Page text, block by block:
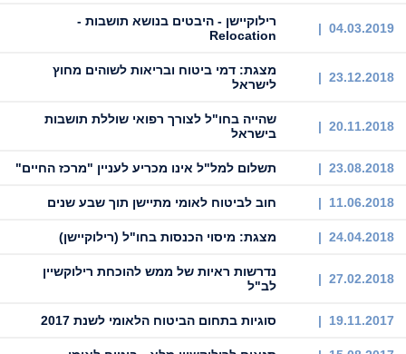
04.03.2019 |
רילוקיישן - היבטים בנושא תושבות -
Relocation
23.12.2018 |
מצגת: דמי ביטוח ובריאות לשוהים מחוץ
לישראל
20.11.2018 |
שהייה בחו"ל לצורך רפואי שוללת תושבות
בישראל
23.08.2018 | תשלום למל"ל אינו מכריע לעניין "מרכז החיים"
11.06.2018 | חוב לביטוח לאומי מתיישן תוך שבע שנים
24.04.2018 | מצגת: מיסוי הכנסות בחו"ל (רילוקיישן)
27.02.2018 |
נדרשות ראיות של ממש להוכחת רילוקשיין
לב"ל
19.11.2017 | סוגיות בתחום הביטוח הלאומי לשנת 2017